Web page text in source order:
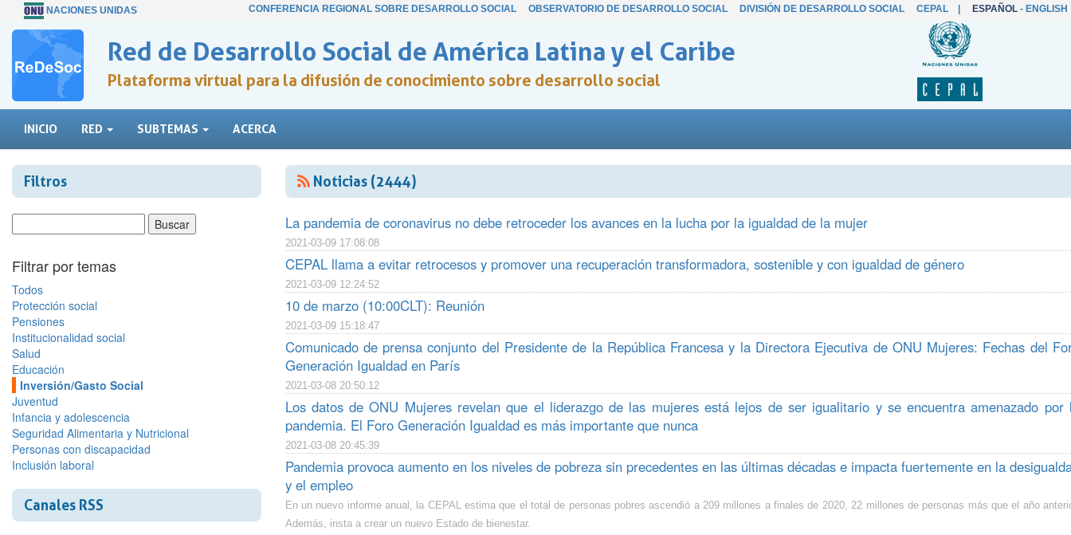
NACIONES UNIDAS CONFERENCIA REGIONAL SOBRE DESARROLLO SOCIAL OBSERVATORIO DE DESARROLLO SOCIAL DIVISIÓN DE DESARROLLO SOCIAL CEPAL| ESPAÑOL- ENGLISH
Red de Desarrollo Social de América Latina y el Caribe
Plataforma virtual para la difusión de conocimiento sobre desarrollo social
INICIO RED SUBTEMAS ACERCA
Filtros
Filtrar por temas
Todos
Protección social
Pensiones
Institucionalidad social
Salud
Educación
Inversión/Gasto Social
Juventud
Infancia y adolescencia
Seguridad Alimentaria y Nutricional
Personas con discapacidad
Inclusión laboral
Canales RSS
Noticias (2444)
La pandemia de coronavirus no debe retroceder los avances en la lucha por la igualdad de la mujer
2021-03-09 17:08:08
CEPAL llama a evitar retrocesos y promover una recuperación transformadora, sostenible y con igualdad de género
2021-03-09 12:24:52
10 de marzo (10:00CLT): Reunión
2021-03-09 15:18:47
Comunicado de prensa conjunto del Presidente de la República Francesa y la Directora Ejecutiva de ONU Mujeres: Fechas del
Generación Igualdad en París
2021-03-08 20:50:12
Los datos de ONU Mujeres revelan que el liderazgo de las mujeres está lejos de ser igualitario y se encuentra amenazado por
pandemia. El Foro Generación Igualdad es más importante que nunca
2021-03-08 20:45:39
Pandemia provoca aumento en los niveles de pobreza sin precedentes en las últimas décadas e impacta fuertemente en la
y el empleo
En un nuevo informe anual, la CEPAL estima que el total de personas pobres ascendió a 209 millones a finales de 2020, 22 millones de personas más que el año
Además, insta a crear un nuevo Estado de bienestar.